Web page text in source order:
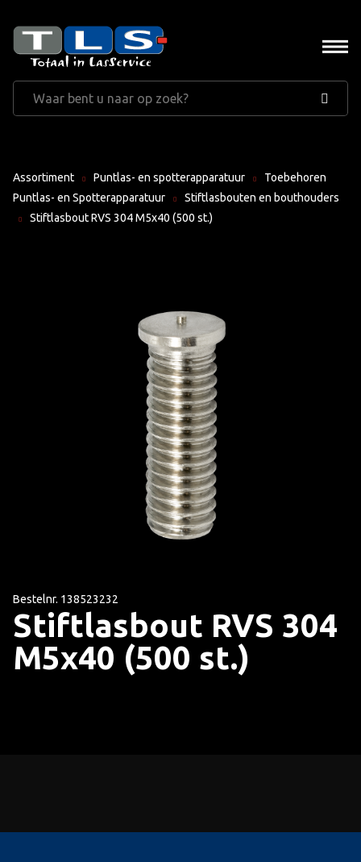
Assortiment Puntlas- en spotterapparatuur
Toebehoren
Puntlas- en Spotterapparatuur
Stiftlasbouten en bouthouders
Stiftlasbout RVS 304 M5x40 (500 st.)
Bestelnr. 138523232
Stiftlasbout RVS 304
M5x40 (500 st.)